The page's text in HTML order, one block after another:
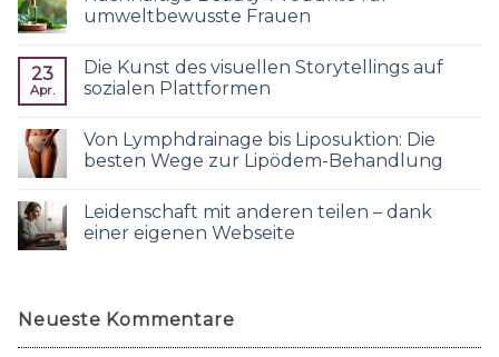
umweltbewusste Frauen
23
Apr.
Die Kunst des visuellen Storytellings auf
sozialen Plattformen
Von Lymphdrainage bis Liposuktion: Die
besten Wege zur Lipödem-Behandlung
Leidenschaft mit anderen teilen – dank
einer eigenen Webseite
Neueste Kommentare